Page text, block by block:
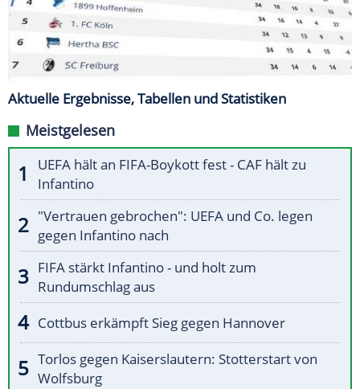
Aktuelle Ergebnisse, Tabellen und Statistiken
Meistgelesen
UEFA hält an FIFA-Boykott fest - CAF hält zu
Infantino
"Vertrauen gebrochen": UEFA und Co. legen
gegen Infantino nach
FIFA stärkt Infantino - und holt zum
Rundumschlag aus
Cottbus erkämpft Sieg gegen Hannover
Torlos gegen Kaiserslautern: Stotterstart von
Wolfsburg